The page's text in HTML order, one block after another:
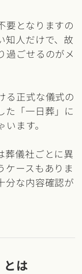
要となりますの
知人だけで、故
過ごせるのがメ
る正式な儀式の
た「一日葬」に
ます。
葬儀社ごとに異
ケースもありま
分な内容確認が
は